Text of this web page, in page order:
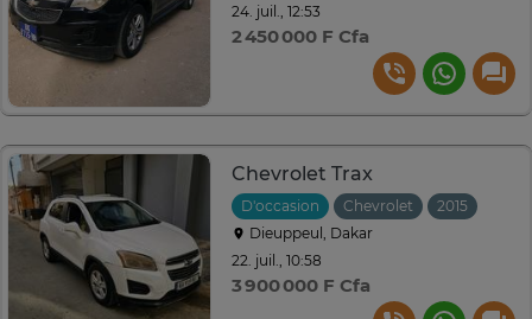
24. juil., 12:53
2 450 000 F Cfa
Chevrolet Trax
D'occasion Chevrolet 2015
Dieuppeul, Dakar
22. juil., 10:58
3 900 000 F Cfa